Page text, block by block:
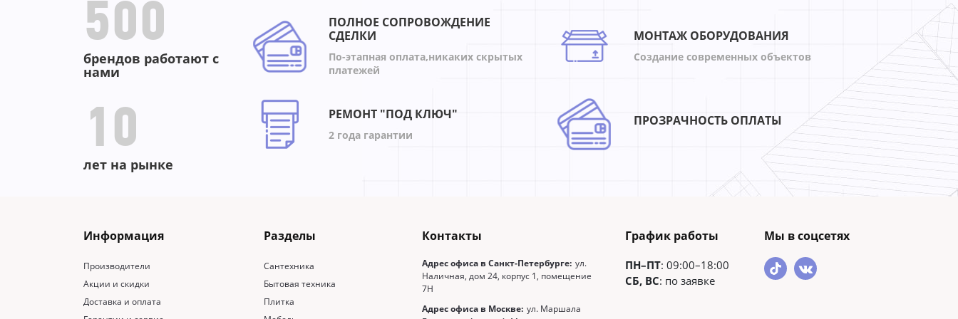
500
брендов работают с
нами
10
лет на рынке
ПОЛНОЕ СОПРОВОЖДЕНИЕ
СДЕЛКИ
По-этапная оплата,никаких скрытых
платежей
МОНТАЖ ОБОРУДОВАНИЯ
Создание современных объектов
РЕМОНТ "ПОД КЛЮЧ"
2 года гарантии
ПРОЗРАЧНОСТЬ ОПЛАТЫ
Информация
Производители
Акции и скидки
Доставка и оплата
Разделы
Сантехника
Бытовая техника
Плитка
Контакты
Адрес офиса в Санкт-Петербурге: ул.
Наличная, дом 24, корпус 1, помещение
7Н
Адрес офиса в Москве: ул. Маршала
График работы
ПН–ПТ: 09:00–18:00
СБ, ВС: по заявке
Мы в соцсетях